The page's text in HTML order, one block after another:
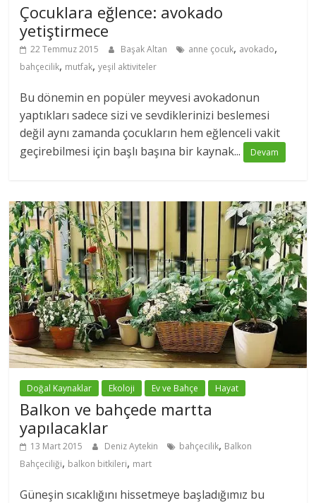
Çocuklara eğlence: avokado
yetiştirmece
22 Temmuz 2015 Başak Altan anne çocuk, avokado,
bahçecilik, mutfak,yeşil aktiviteler
Bu dönemin en popüler meyvesi avokadonun
yaptıkları sadece sizi ve sevdiklerinizi beslemesi
değil aynı zamanda çocukların hem eğlenceli vakit
geçirebilmesi için başlı başına bir kaynak...
Devam
Doğal Kaynaklar Ekoloji Ev ve Bahçe Hayat
Balkon ve bahçede martta
yapılacaklar
13 Mart 2015 Deniz Aytekin bahçecilik, Balkon
Bahçeciliği, balkon bitkileri, mart
Güneşin sıcaklığını hissetmeye başladığımız bu